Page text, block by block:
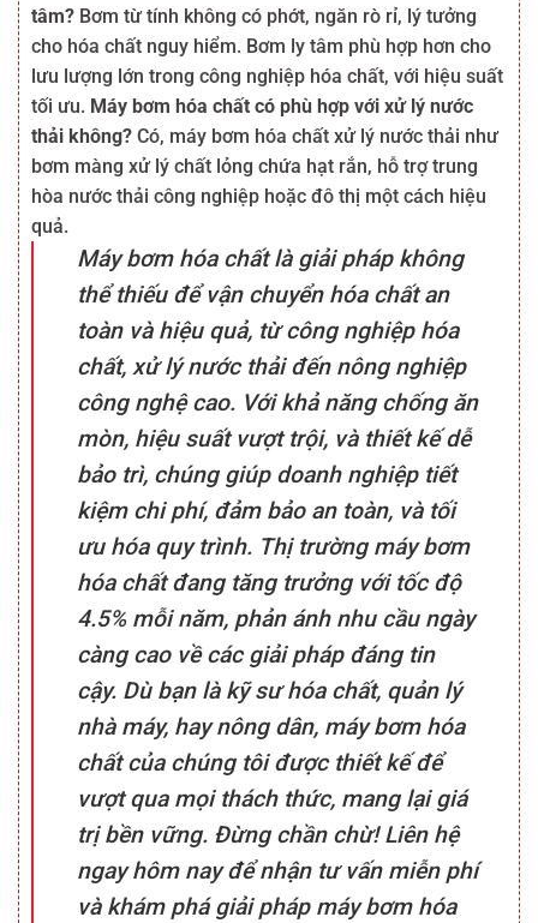
tâm? Bơm từ tính không có phớt, ngăn rò rỉ, lý tưởng
cho hóa chất nguy hiểm. Bơm ly tâm phù hợp hơn cho
lưu lượng lớn trong công nghiệp hóa chất, với hiệu suất
tối ưu. Máy bơm hóa chất có phù hợp với xử lý nước
thải không? Có, máy bơm hóa chất xử lý nước thải như
bơm màng xử lý chất lỏng chứa hạt rắn, hỗ trợ trung
hòa nước thải công nghiệp hoặc đô thị một cách hiệu
quả.
Máy bơm hóa chất là giải pháp không
thể thiếu để vận chuyển hóa chất an
toàn và hiệu quả, từ công nghiệp hóa
chất, xử lý nước thải đến nông nghiệp
công nghệ cao. Với khả năng chống ăn
mòn, hiệu suất vượt trội, và thiết kế dễ
bảo trì, chúng giúp doanh nghiệp tiết
kiệm chi phí, đảm bảo an toàn, và tối
ưu hóa quy trình. Thị trường máy bơm
hóa chất đang tăng trưởng với tốc độ
4.5% mỗi năm, phản ánh nhu cầu ngày
càng cao về các giải pháp đáng tin
cậy. Dù bạn là kỹ sư hóa chất, quản lý
nhà máy, hay nông dân, máy bơm hóa
chất của chúng tôi được thiết kế để
vượt qua mọi thách thức, mang lại giá
trị bền vững. Đừng chần chừ! Liên hệ
ngay hôm nay để nhận tư vấn miễn phí
và khám phá giải pháp máy bơm hóa